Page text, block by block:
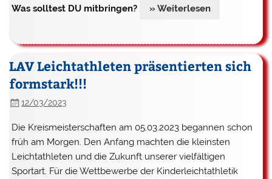
Was solltest DU mitbringen? » Weiterlesen
LAV Leichtathleten präsentierten sich
formstark!!!
12/03/2023
Die Kreismeisterschaften am 05.03.2023 begannen schon
früh am Morgen. Den Anfang machten die kleinsten
Leichtathleten und die Zukunft unserer vielfältigen
Sportart. Für die Wettbewerbe der Kinderleichtathletik